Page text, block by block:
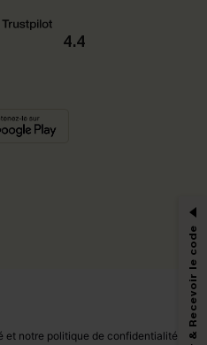
4.4
et notre politique de confidentialité.
valable une seule fois.
par l'IA) de Cupshe et
sur notre site ainsi que des